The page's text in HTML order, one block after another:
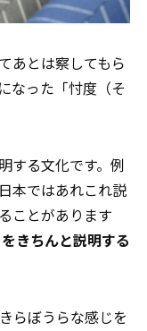
あとは察してもら
なった「忖度（そ
する文化です。例
本ではあれこれ説
ことがあります
きちんと説明する
らぼうらな感じを